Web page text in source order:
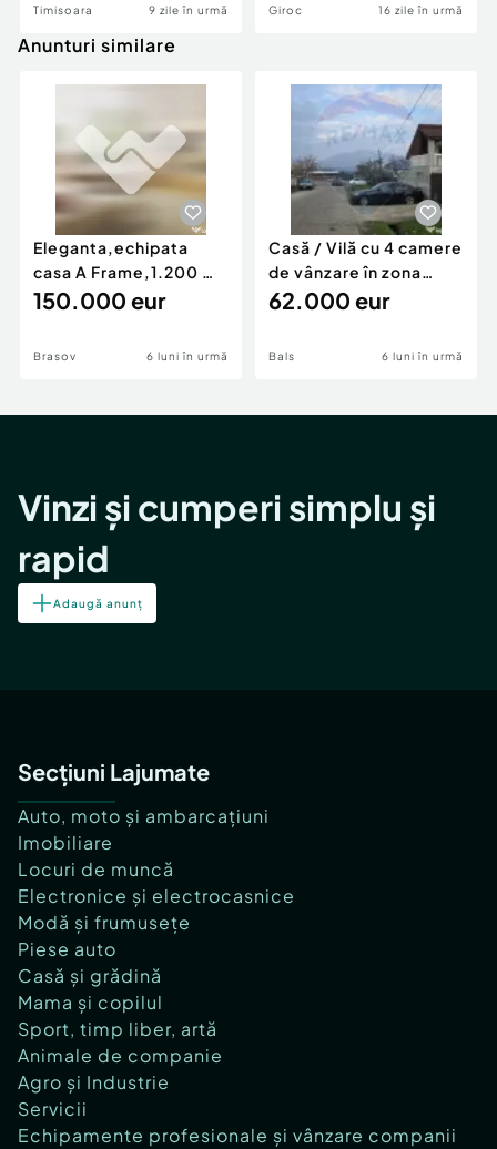
Informatiile cu caracter tehnic ne sunt furnizate
de catre proprietar.
Pentru mai multe detalii si pentru o vizionare, nu
ezitati sa ne contactati!
Număr Băi:3
Posibilitate parcare: Da
Nr. locuri parcare:2
Curent
Apă
Gaz
Timisoara 9 zile în urmă Giroc 16 zile în urmă
Anunturi similare
Eleganta,echipata
casa A Frame,1.200 mp
teren,deschidere Pia
150.000 eur
Brasov 6 luni în urmă
Casă / Vilă cu 4 camere
de vânzare în zona
Periferie
62.000 eur
Bals 6 luni în urmă
Vinzi și cumperi simplu și
rapid
Adaugă anunț
Secțiuni Lajumate
Auto, moto și ambarcațiuni
Imobiliare
Locuri de muncă
Electronice și electrocasnice
Modă și frumusețe
Piese auto
Casă și grădină
Mama și copilul
Sport, timp liber, artă
Animale de companie
Agro și Industrie
Servicii
Echipamente profesionale și vânzare companii